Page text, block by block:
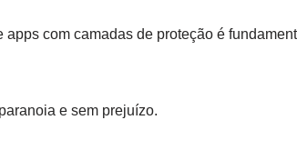
com camadas de proteção é
e sem prejuízo.